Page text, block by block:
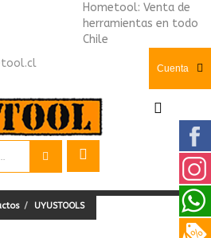
Hometool: Venta de
herramientas en todo
Chile
Cuenta
UYUSTOOLS